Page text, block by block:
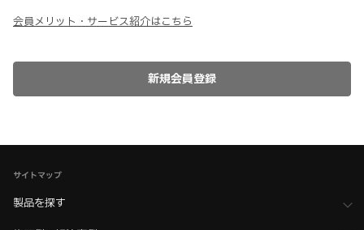
会員メリット・サービス紹介はこちら
サイトマップ
製品を探す